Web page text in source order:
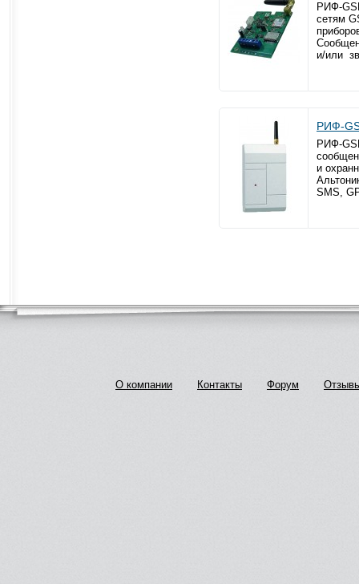
РИФ-
сетям
и/или
РИФ-
РИФ-
и
SМS,
О компании Контакты Форум